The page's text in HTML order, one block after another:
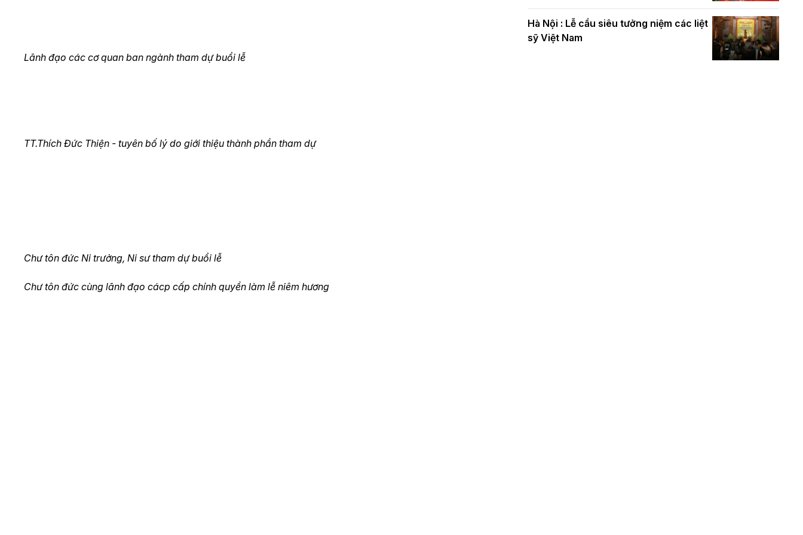
Lãnh đạo các cơ quan ban ngành tham dự buổi lễ
TT.Thích Đức Thiện - tuyên bố lý do giới thiệu thành phần tham dự
Chư tôn đức Ni trưởng, Ni sư tham dự buổi lễ
Chư tôn đức cùng lãnh đạo cácp cấp chính quyền làm lễ niêm hương
Hà Nội : Lễ cầu siêu tưởng niệm các liệt
sỹ Việt Nam